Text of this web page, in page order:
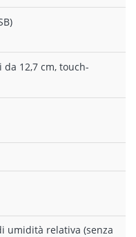
da 12,7 cm, touch-
umidità relativa (senza